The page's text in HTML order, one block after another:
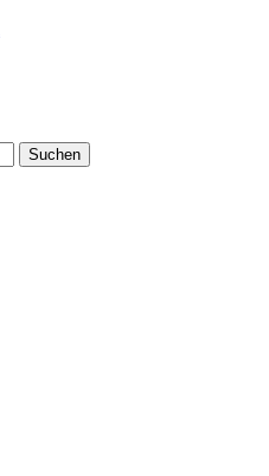
Suchen